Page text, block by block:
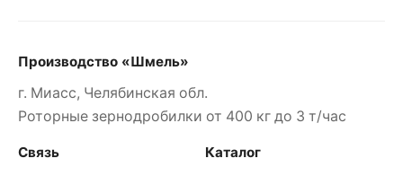
Производство «Шмель»
г. Миасс, Челябинская обл.
Роторные зернодробилки от 400 кг до 3 т/час
Связь
Каталог